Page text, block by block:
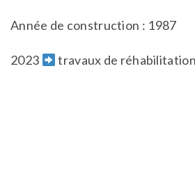
Année de construction : 1987
2023 travaux de réhabilitation